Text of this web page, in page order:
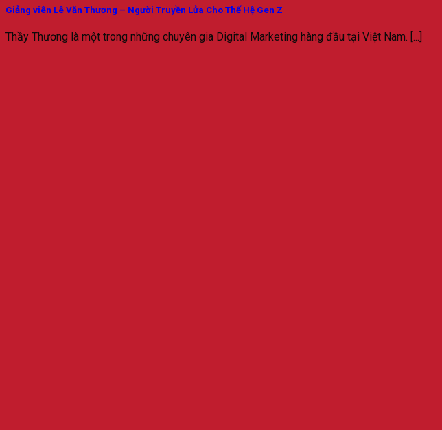
Giảng viên Lê Văn Thương – Người Truyền Lửa Cho Thế Hệ Gen Z
Thầy Thương là một trong những chuyên gia Digital Marketing hàng đầu tại Việt Nam. [...]